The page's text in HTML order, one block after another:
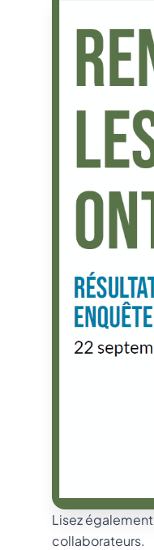
Lisez également
collaborateurs.